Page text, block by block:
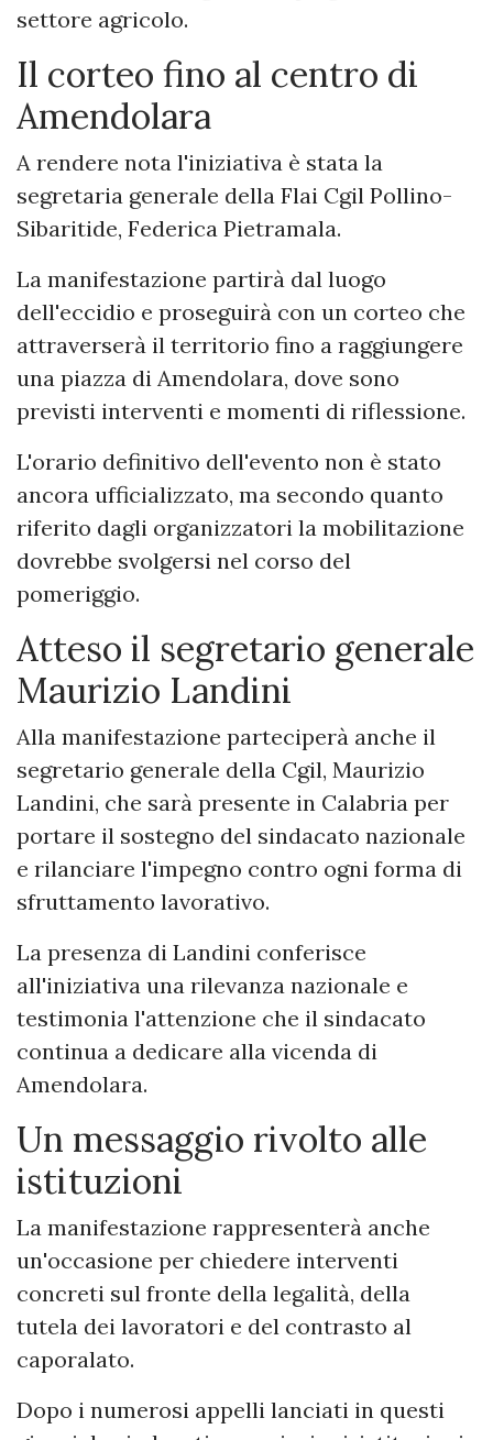
settore agricolo.
Il corteo fino al centro di
Amendolara
A rendere nota l'iniziativa è stata la
segretaria generale della Flai Cgil Pollino-
Sibaritide, Federica Pietramala.
La manifestazione partirà dal luogo
dell'eccidio e proseguirà con un corteo che
attraverserà il territorio fino a raggiungere
una piazza di Amendolara, dove sono
previsti interventi e momenti di riflessione.
L'orario definitivo dell'evento non è stato
ancora ufficializzato, ma secondo quanto
riferito dagli organizzatori la mobilitazione
dovrebbe svolgersi nel corso del
pomeriggio.
Atteso il segretario generale
Maurizio Landini
Alla manifestazione parteciperà anche il
segretario generale della Cgil, Maurizio
Landini, che sarà presente in Calabria per
portare il sostegno del sindacato nazionale
e rilanciare l'impegno contro ogni forma di
sfruttamento lavorativo.
La presenza di Landini conferisce
all'iniziativa una rilevanza nazionale e
testimonia l'attenzione che il sindacato
continua a dedicare alla vicenda di
Amendolara.
Un messaggio rivolto alle
istituzioni
La manifestazione rappresenterà anche
un'occasione per chiedere interventi
concreti sul fronte della legalità, della
tutela dei lavoratori e del contrasto al
caporalato.
Dopo i numerosi appelli lanciati in questi